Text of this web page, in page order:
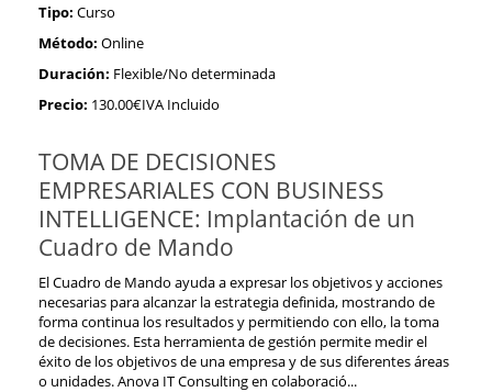
Tipo: Curso
Método: Online
Duración: Flexible/No determinada
Precio: 130.00€IVA Incluido
TOMA DE DECISIONES
EMPRESARIALES CON BUSINESS
INTELLIGENCE: Implantación de un
Cuadro de Mando
El Cuadro de Mando ayuda a expresar los objetivos y acciones
necesarias para alcanzar la estrategia definida, mostrando de
forma continua los resultados y permitiendo con ello, la toma
de decisiones. Esta herramienta de gestión permite medir el
éxito de los objetivos de una empresa y de sus diferentes áreas
o unidades. Anova IT Consulting en colaboració...